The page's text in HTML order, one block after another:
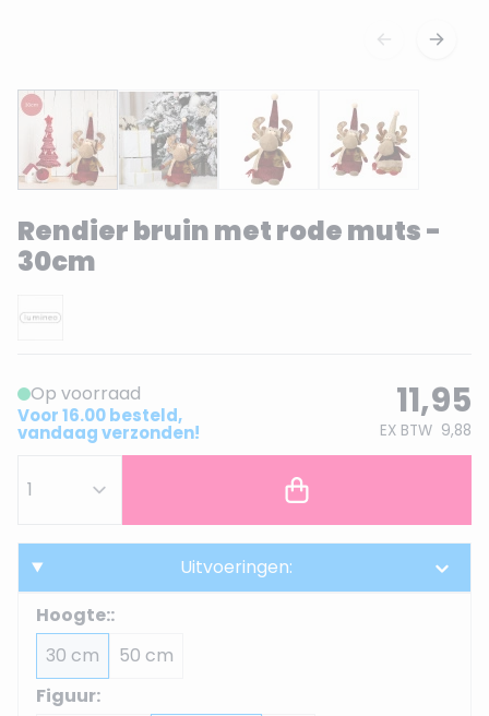
Rendier bruin met rode muts -
30cm
Op voorraad
Voor 16.00 besteld,
vandaag verzonden!
11,95
EX BTW 9,88
Uitvoeringen:
Hoogte::
30 cm
50 cm
Figuur: